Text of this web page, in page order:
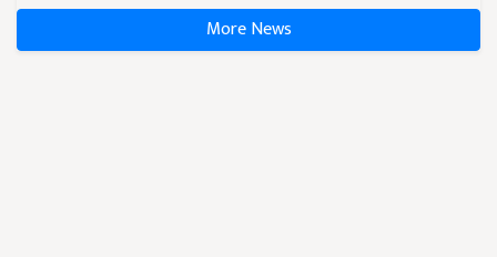
More News